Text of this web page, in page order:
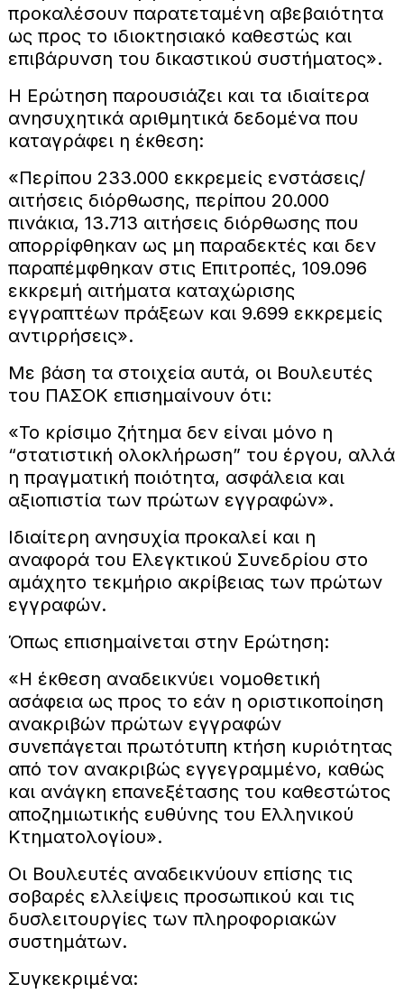
προκαλέσουν παρατεταμένη αβεβαιότητα
ως προς το ιδιοκτησιακό καθεστώς και
επιβάρυνση του δικαστικού συστήματος».
Η Ερώτηση παρουσιάζει και τα ιδιαίτερα
ανησυχητικά αριθμητικά δεδομένα που
καταγράφει η έκθεση:
«Περίπου 233.000 εκκρεμείς ενστάσεις/
αιτήσεις διόρθωσης, περίπου 20.000
πινάκια, 13.713 αιτήσεις διόρθωσης που
απορρίφθηκαν ως μη παραδεκτές και δεν
παραπέμφθηκαν στις Επιτροπές, 109.096
εκκρεμή αιτήματα καταχώρισης
εγγραπτέων πράξεων και 9.699 εκκρεμείς
αντιρρήσεις».
Με βάση τα στοιχεία αυτά, οι Βουλευτές
του ΠΑΣΟΚ επισημαίνουν ότι:
«Το κρίσιμο ζήτημα δεν είναι μόνο η
“στατιστική ολοκλήρωση” του έργου, αλλά
η πραγματική ποιότητα, ασφάλεια και
αξιοπιστία των πρώτων εγγραφών».
Ιδιαίτερη ανησυχία προκαλεί και η
αναφορά του Ελεγκτικού Συνεδρίου στο
αμάχητο τεκμήριο ακρίβειας των πρώτων
εγγραφών.
Όπως επισημαίνεται στην Ερώτηση:
«Η έκθεση αναδεικνύει νομοθετική
ασάφεια ως προς το εάν η οριστικοποίηση
ανακριβών πρώτων εγγραφών
συνεπάγεται πρωτότυπη κτήση κυριότητας
από τον ανακριβώς εγγεγραμμένο, καθώς
και ανάγκη επανεξέτασης του καθεστώτος
αποζημιωτικής ευθύνης του Ελληνικού
Κτηματολογίου».
Οι Βουλευτές αναδεικνύουν επίσης τις
σοβαρές ελλείψεις προσωπικού και τις
δυσλειτουργίες των πληροφοριακών
συστημάτων.
Συγκεκριμένα: